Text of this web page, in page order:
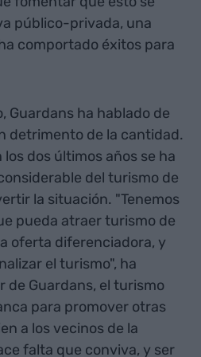
público-privada, una
comportado éxitos para
Guardans ha hablado de
detrimento de la cantidad.
dos últimos años se ha
del turismo de
la situación. "Tenemos
pueda atraer turismo de
oferta diferenciadora, y
el turismo", ha
de Guardans, el turismo
para promover otras
a los vecinos de la
falta que conviva, y ser